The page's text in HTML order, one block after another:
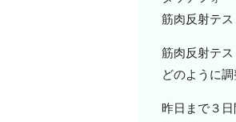
筋肉反射テス
筋肉反射テス
どのように
昨日まで３